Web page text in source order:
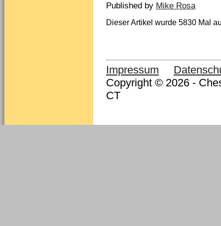
Published by Mike Rosa
Dieser Artikel wurde 5830 Mal
Impressum
Copyright © 2026 -
CT